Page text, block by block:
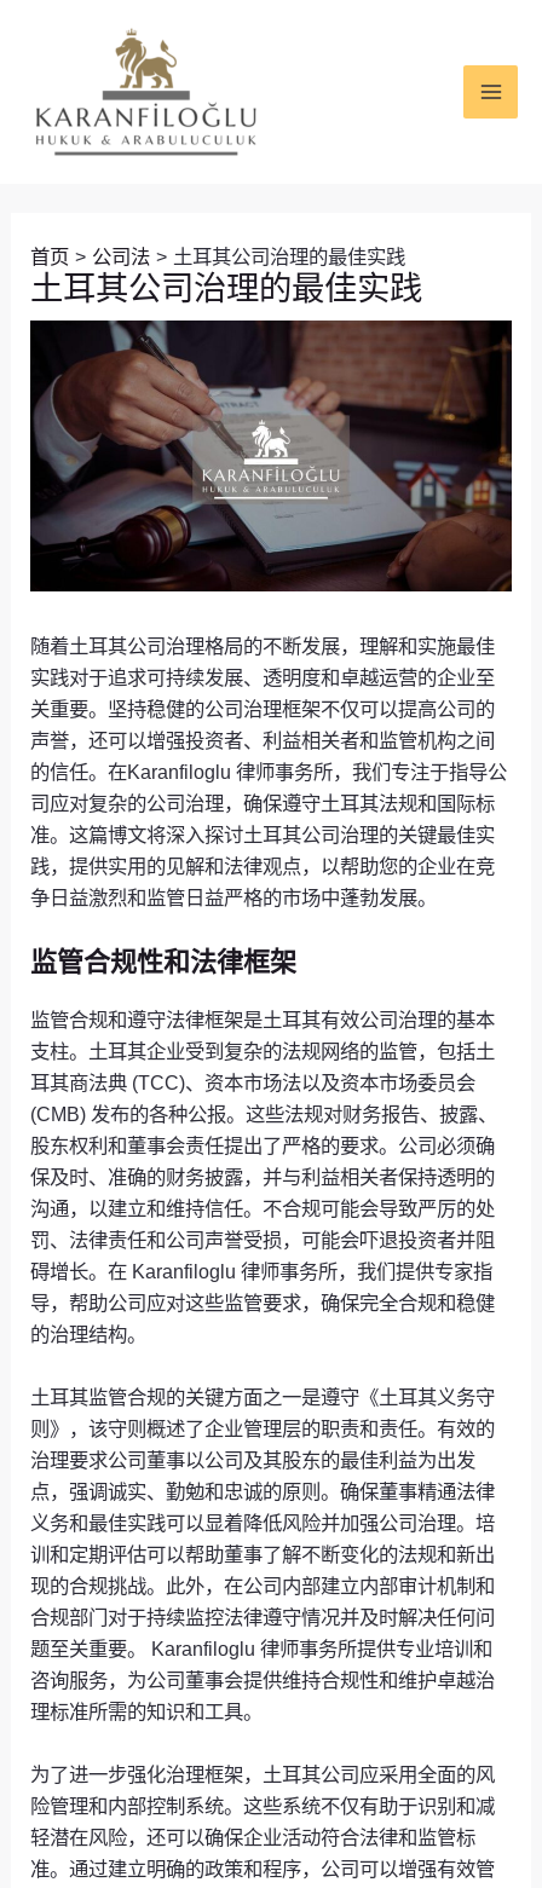
首页 公司法 土耳其公司治理的最佳实践
土耳其公司治理的最佳实践
随着土耳其公司治理格局的不断发展，理解和实施最佳
实践对于追求可持续发展、透明度和卓越运营的企业至
关重要。坚持稳健的公司治理框架不仅可以提高公司的
声誉，还可以增强投资者、利益相关者和监管机构之间
的信任。在Karanfiloglu 律师事务所，我们专注于指导公
司应对复杂的公司治理，确保遵守土耳其法规和国际标
准。这篇博文将深入探讨土耳其公司治理的关键最佳实
践，提供实用的见解和法律观点，以帮助您的企业在竞
争日益激烈和监管日益严格的市场中蓬勃发展。
监管合规性和法律框架
监管合规和遵守法律框架是土耳其有效公司治理的基本
支柱。土耳其企业受到复杂的法规网络的监管，包括土
耳其商法典 (TCC)、资本市场法以及资本市场委员会
(CMB) 发布的各种公报。这些法规对财务报告、披露、
股东权利和董事会责任提出了严格的要求。公司必须确
保及时、准确的财务披露，并与利益相关者保持透明的
沟通，以建立和维持信任。不合规可能会导致严厉的处
罚、法律责任和公司声誉受损，可能会吓退投资者并阻
碍增长。在 Karanfiloglu 律师事务所，我们提供专家指
导，帮助公司应对这些监管要求，确保完全合规和稳健
的治理结构。
土耳其监管合规的关键方面之一是遵守《土耳其义务守
则》，该守则概述了企业管理层的职责和责任。有效的
治理要求公司董事以公司及其股东的最佳利益为出发
点，强调诚实、勤勉和忠诚的原则。确保董事精通法律
义务和最佳实践可以显着降低风险并加强公司治理。培
训和定期评估可以帮助董事了解不断变化的法规和新出
现的合规挑战。此外，在公司内部建立内部审计机制和
合规部门对于持续监控法律遵守情况并及时解决任何问
题至关重要。 Karanfiloglu 律师事务所提供专业培训和
咨询服务，为公司董事会提供维持合规性和维护卓越治
理标准所需的知识和工具。
为了进一步强化治理框架，土耳其公司应采用全面的风
险管理和内部控制系统。这些系统不仅有助于识别和减
轻潜在风险，还可以确保企业活动符合法律和监管标
准。通过建立明确的政策和程序，公司可以增强有效管